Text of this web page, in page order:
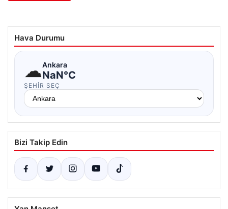
Hava Durumu
☁Ankara
NaN°C
ŞEHIR SEÇ
Bizi Takip Edin